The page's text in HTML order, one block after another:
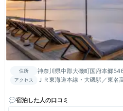
住所 神奈川県中郡大磯町国府本郷
アクセス
ＪＲ東海道本線・大磯駅／東名
宿泊した人の口コミ